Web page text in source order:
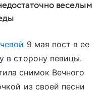
веселым
9 мая пост в ее
в сторону певицы.
снимок Вечного
из своей песни